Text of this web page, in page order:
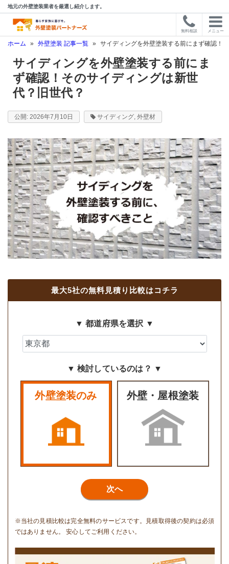
地元の外壁塗装業者を厳選し紹介します。
無料相談 メニュー
ホーム » 外壁塗装 記事一覧 » サイディングを外壁塗装する前にまず確認！
サイディングを外壁塗装する前にま
ず確認！そのサイディングは新世
代？旧世代？
2026年7月10日 サイディング, 外壁材
最大5社の無料見積り比較はコチラ
▼ 都道府県を選択 ▼
▼ 検討しているのは？ ▼
外壁塗装のみ 外壁・屋根塗装
次へ
※当社の見積比較は完全無料のサービスです。見積取得後の契約は必須
ではありません。 安心してご利用ください。